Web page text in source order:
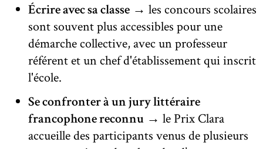
Écrire avec sa classe → les concours scolaires
sont souvent plus accessibles pour une
démarche collective, avec un professeur
référent et un chef d'établissement qui inscrit
l'école.
Se confronter à un jury littéraire
francophone reconnu → le Prix Clara
accueille des participants venus de plusieurs